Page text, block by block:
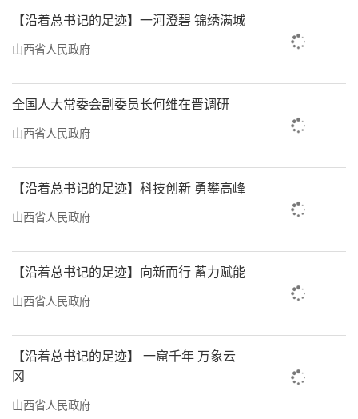
质的有效提升和量的合理增长，保持社会和谐
稳定，实现“十五五”良好开局。
会议强调，做好明年经济工作，要深刻把
握“五个必须”的规律性认识，深刻领会、坚
决贯彻国家宏观政策，贯彻稳中求进、提质增
作要求，科学制定经济社会发展目标，充分反
映质的有效提升和量的合理增长，充分反映转
反映绿色低碳、质量效益、民生改善等高质量
发展要求，为开局之年调结构、防风险、促改
中，鼓励各地结合实际、因地制宜确定发展目
标，通过扎实工作努力争取更好结果。
会议提出明年经济工作的十个方面重点任
【沿着总书记的足迹】一河澄碧 锦绣满城
山西省人民政府
全国人大常委会副委员长何维在晋调研
山西省人民政府
【沿着总书记的足迹】科技创新 勇攀高峰
山西省人民政府
【沿着总书记的足迹】向新而行 蓄力赋能
山西省人民政府
【沿着总书记的足迹】 一窟千年 万象云
冈
山西省人民政府